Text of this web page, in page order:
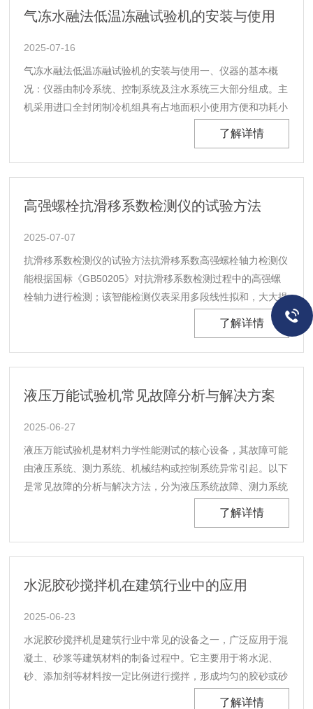
气冻水融法低温冻融试验机的安装与使用
2025-07-16
气冻水融法低温冻融试验机的安装与使用一、仪器的基本概
况：仪器由制冷系统、控制系统及注水系统三大部分组成。主
机采用进口全封闭制冷机组具有占地面积小使用方便和功耗小
的优点。冷凝器是采用紫铜管制作的传热性能好。设备的启
具有高自动化、高效率、不进行任何调整和监视，自动完成
0......
了解详情
高强螺栓抗滑移系数检测仪的试验方法
2025-07-07
抗滑移系数检测仪的试验方法抗滑移系数高强螺栓轴力检测仪
能根据国标《GB50205》对抗滑移系数检测过程中的高强螺
栓轴力进行检测；该智能检测仪表采用多段线性拟和，大大提
高了系统的准确度级别因而使每个传感器的检测精度都在2%
据。并且能长期储存36传感器的标定系数；是采用......
了解详情
液压万能试验机常见故障分析与解决方案
2025-06-27
液压万能试验机是材料力学性能测试的核心设备，其故障可能
由液压系统、测力系统、机械结构或控制系统异常引起。以下
是常见故障的分析与解决方法，分为液压系统故障、测力系统
故障、夹具与加载机构故障、控制系统故障及油源与冷却系统
脏”，常见故障包括压力不足、漏油、噪声异常等。1.......
了解详情
水泥胶砂搅拌机在建筑行业中的应用
2025-06-23
水泥胶砂搅拌机是建筑行业中常见的设备之一，广泛应用于混
凝土、砂浆等建筑材料的制备过程中。它主要用于将水泥、
砂、添加剂等材料按一定比例进行搅拌，形成均匀的胶砂或砂
浆。它不仅提高了建筑材料的生产效率，还保证了建筑工程的
了解详情